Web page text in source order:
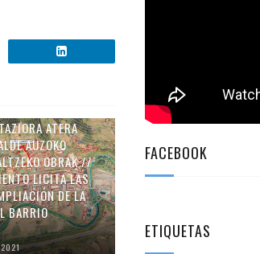
ATERA
AUZOKO
OBRAK //
LICITA LAS
DE LA
BARRIO
2021
FACEBOOK
ETIQUETAS